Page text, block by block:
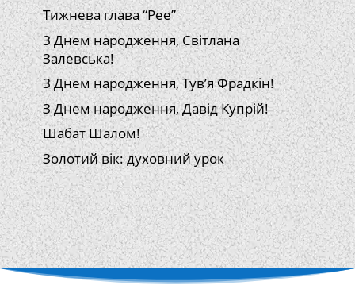
Тижнева глава “Рее”
З Днем народження, Світлана
Залевська!
З Днем народження, Тув’я Фрадкін!
З Днем народження, Давід Купрій!
Шабат Шалом!
Золотий вік: духовний урок